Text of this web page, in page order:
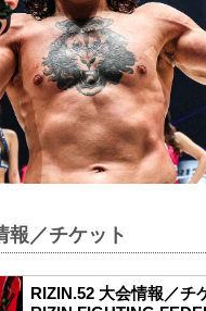
報／チケット
RIZIN.52 大会情報／チ